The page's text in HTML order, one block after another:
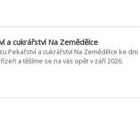
a cukrářství Na Zemědělce
Pekařství a cukrářství Na Zemědělce ke dni
a těšíme se na vás opět v září 2026.